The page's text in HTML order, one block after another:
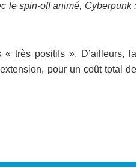
le spin-off animé, Cyberpunk :
« très positifs ». D’ailleurs, la
pour un coût total de